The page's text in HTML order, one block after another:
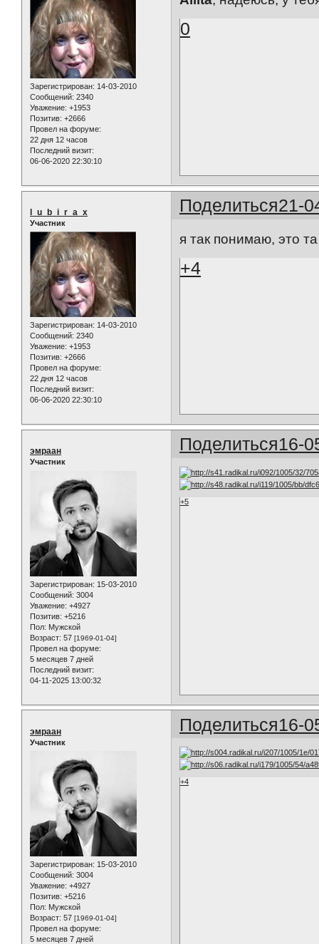
Зарегистрирован: 14-03-2010
Сообщений: 2340
Уважение: +1953
Позитив: +2666
Провел на форуме:
22 дня 12 часов
Последний визит:
06-06-2020 22:30:10
0
Поделиться21-
l_u_b_i_r_a_x
Участник
Зарегистрирован: 14-03-2010
Сообщений: 2340
Уважение: +1953
Позитив: +2666
Провел на форуме:
22 дня 12 часов
Последний визит:
06-06-2020 22:30:10
я так понимаю, это
+4
Поделиться16-
эмраан
Участник
Зарегистрирован: 15-03-2010
Сообщений: 3004
Уважение: +4927
Позитив: +5216
Пол: Мужской
Возраст: 57 [1969-01-04]
Провел на форуме:
5 месяцев 7 дней
Последний визит:
04-11-2025 13:00:32
+5
Поделиться16-
эмраан
Участник
Зарегистрирован: 15-03-2010
Сообщений: 3004
Уважение: +4927
Позитив: +5216
Пол: Мужской
Возраст: 57 [1969-01-04]
Провел на форуме:
5 месяцев 7 дней
+4